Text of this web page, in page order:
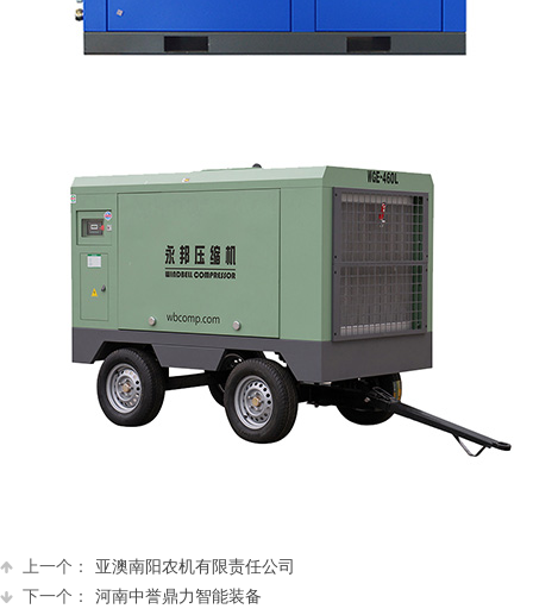
上一个：
亚澳南阳农机有限责任公司
下一个：
河南中誉鼎力智能装备